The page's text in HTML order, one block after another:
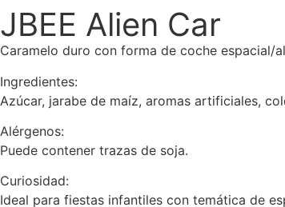
JBEE Alien Car
Caramelo duro con forma de coche
Ingredientes:
Azúcar, jarabe de maíz, aromas artificiales,
Alérgenos:
Puede contener trazas de soja.
Curiosidad:
Ideal para fiestas infantiles con temática de